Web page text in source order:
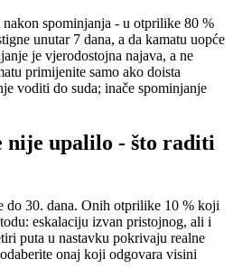
nakon spominjanja - u otprilike 80 %
unutar 7 dana, a da kamatu uopće
je vjerodostojna najava, a ne
primijenite samo ako doista
voditi do suda; inače spominjanje
nije upalilo - što raditi
do 30. dana. Onih otprilike 10 % koji
eskalaciju izvan pristojnog, ali i
puta u nastavku pokrivaju realne
onaj koji odgovara visini